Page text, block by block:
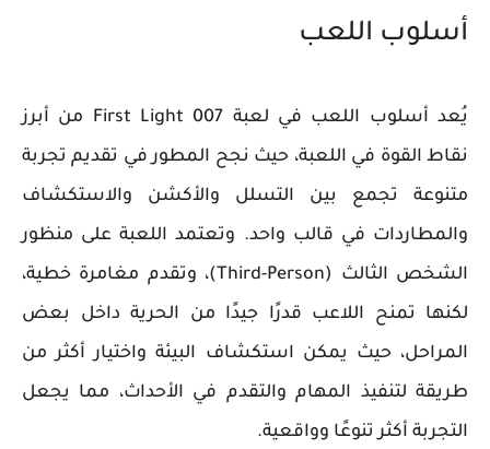
أسلوب اللعب
يُعد أسلوب اللعب في لعبة 007 First Light من أبرز
نقاط القوة في اللعبة، حيث نجح المطور في تقديم تجربة
متنوعة تجمع بين التسلل والأكشن والاستكشاف
والمطاردات في قالب واحد. وتعتمد اللعبة على منظور
الشخص الثالث (Third-Person)، وتقدم مغامرة خطية،
لكنها تمنح اللاعب قدرًا جيدًا من الحرية داخل بعض
المراحل، حيث يمكن استكشاف البيئة واختيار أكثر من
طريقة لتنفيذ المهام والتقدم في الأحداث، مما يجعل
التجربة أكثر تنوعًا وواقعية.